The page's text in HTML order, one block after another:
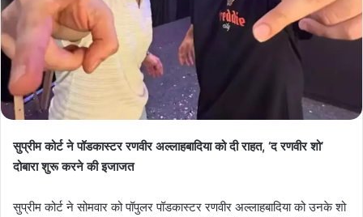
सुप्रीम कोर्ट ने पॉडकास्टर रणवीर अल्लाहबादिया को दी राहत, ‘द रणवीर शो’
दोबारा शुरू करने की इजाजत
सुप्रीम कोर्ट ने सोमवार को पॉपुलर पॉडकास्टर रणवीर अल्लाहबादिया को उनके शो